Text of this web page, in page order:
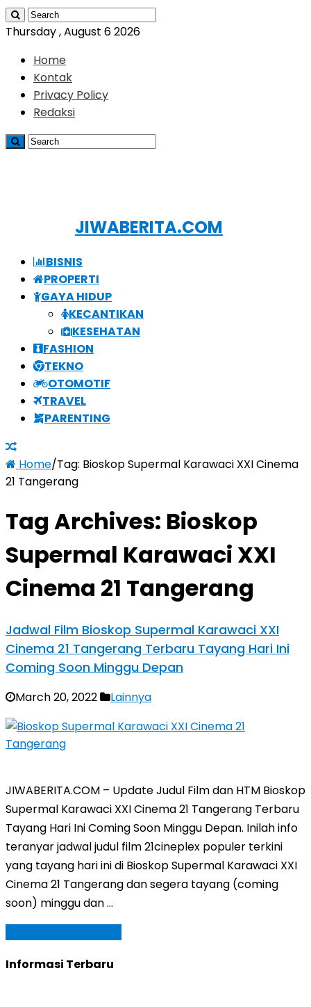
Thursday , August 6 2026
Home
Kontak
Privacy Policy
Redaksi
JIWABERITA.COM
BISNIS
PROPERTI
GAYA HIDUP
KECANTIKAN
KESEHATAN
FASHION
TEKNO
OTOMOTIF
TRAVEL
PARENTING
Home/Tag: Bioskop Supermal Karawaci XXI Cinema
21 Tangerang
Tag Archives: Bioskop
Supermal Karawaci XXI
Cinema 21 Tangerang
Jadwal Film Bioskop Supermal Karawaci XXI
Cinema 21 Tangerang Terbaru Tayang Hari Ini
Coming Soon Minggu Depan
March 20, 2022 Lainnya
JIWABERITA.COM – Update Judul Film dan HTM Bioskop
Supermal Karawaci XXI Cinema 21 Tangerang Terbaru
Tayang Hari Ini Coming Soon Minggu Depan. Inilah info
teranyar jadwal judul film 21cineplex populer terkini
yang tayang hari ini di Bioskop Supermal Karawaci XXI
Cinema 21 Tangerang dan segera tayang (coming
soon) minggu dan …
Informasi Terbaru